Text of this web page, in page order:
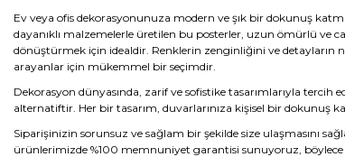
Ev veya ofis dekorasyonunuza modern ve şık bir dokunuş
dayanıklı malzemelerle üretilen bu posterler, uzun ömürlü ve
dönüştürmek için idealdir. Renklerin zenginliğini ve detayların
arayanlar için mükemmel bir seçimdir.
Dekorasyon dünyasında, zarif ve sofistike tasarımlarıyla tercih
alternatiftir. Her bir tasarım, duvarlarınıza kişisel bir dokunuş
Siparişinizin sorunsuz ve sağlam bir şekilde size ulaşmasını
ürünlerimizde %100 memnuniyet garantisi sunuyoruz,